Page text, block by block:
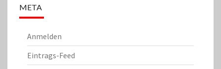
META
Anmelden
Eintrags-Feed